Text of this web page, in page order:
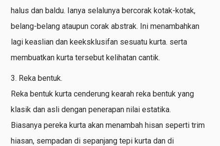
halus dan baldu. Ianya selalunya bercorak kotak-kotak,
belang-belang ataupun corak abstrak. Ini menambahkan
lagi keaslian dan keeksklusifan sesuatu kurta. serta
membuatkan kurta tersebut kelihatan cantik.
3. Reka bentuk.
Reka bentuk kurta cenderung kearah reka bentuk yang
klasik dan asli dengan penerapan nilai estatika.
Biasanya pereka kurta akan menambah hisan seperti trim
hiasan, sempadan di sepanjang tepi kurta dan di